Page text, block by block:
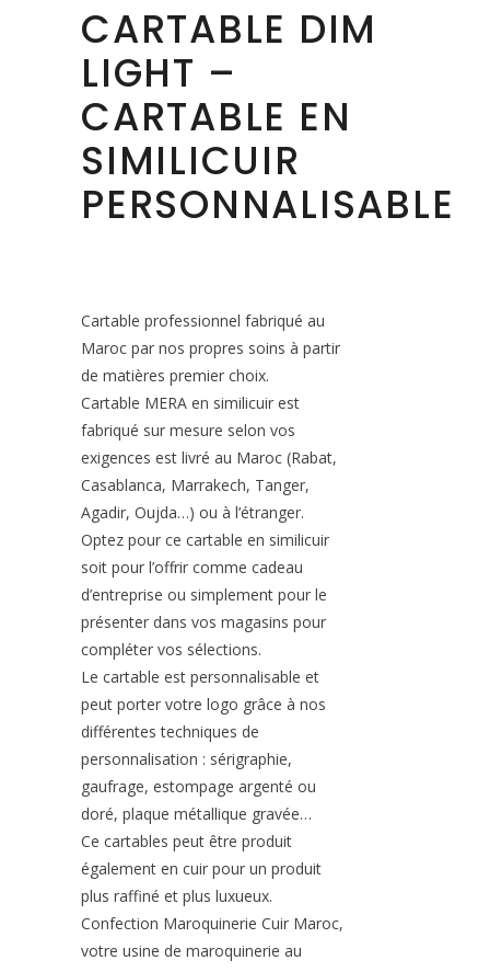
CARTABLE DIM
LIGHT –
CARTABLE EN
SIMILICUIR
PERSONNALISABLE
Cartable professionnel fabriqué au
Maroc par nos propres soins à partir
de matières premier choix.
Cartable MERA en similicuir est
fabriqué sur mesure selon vos
exigences est livré au Maroc (Rabat,
Casablanca, Marrakech, Tanger,
Agadir, Oujda…) ou à l’étranger.
Optez pour ce cartable en similicuir
soit pour l’offrir comme cadeau
d’entreprise ou simplement pour le
présenter dans vos magasins pour
compléter vos sélections.
Le cartable est personnalisable et
peut porter votre logo grâce à nos
différentes techniques de
personnalisation : sérigraphie,
gaufrage, estompage argenté ou
doré, plaque métallique gravée…
Ce cartables peut être produit
également en cuir pour un produit
plus raffiné et plus luxueux.
Confection Maroquinerie Cuir Maroc,
votre usine de maroquinerie au